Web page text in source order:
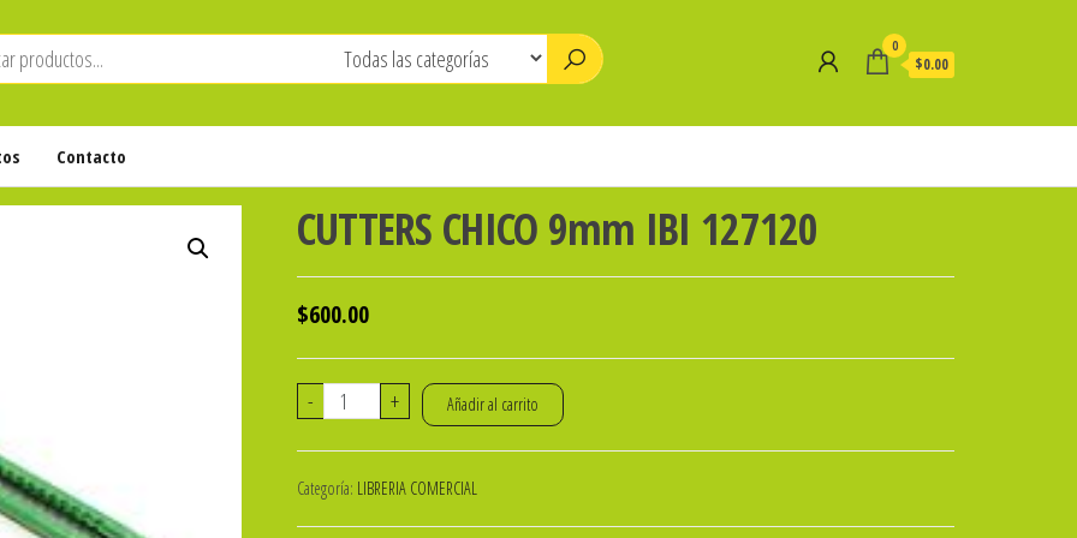
0
$0.00
Contacto
CUTTERS CHICO 9mm IBI 127120
$600.00
-
CUTTERS
IBI
+ Añadir al carrito
Categoría: LIBRERIA COMERCIAL